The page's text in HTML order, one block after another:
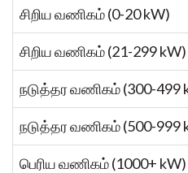
சிறிய வணிகம் (0-20 kW)
சிறிய வணிகம் (21-299 kW)
நடுத்தர வணிகம் (300-499
நடுத்தர வணிகம் (500-999
பெரிய வணிகம் (1000+ kW)